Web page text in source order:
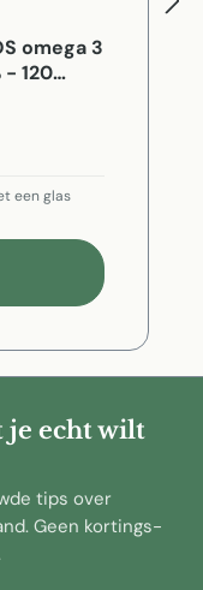
omega 3
- 120
een glas
je echt wilt
tips over
Geen kortings-